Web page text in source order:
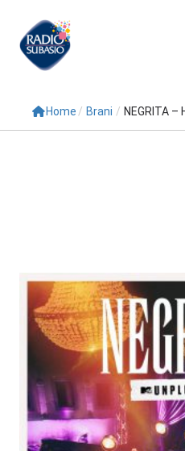
Conduttori
Repliche
Podcast
3xTe
Interviste
Home / Brani / NEGRITA –